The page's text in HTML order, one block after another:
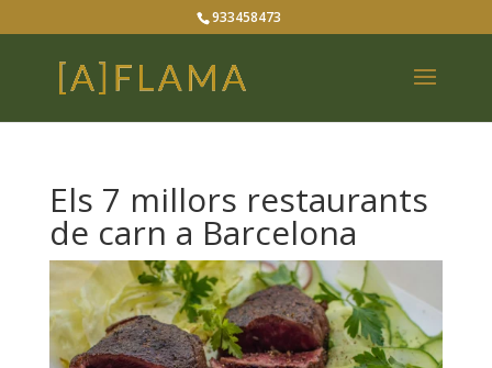
933458473
Els 7 millors restaurants
de carn a Barcelona